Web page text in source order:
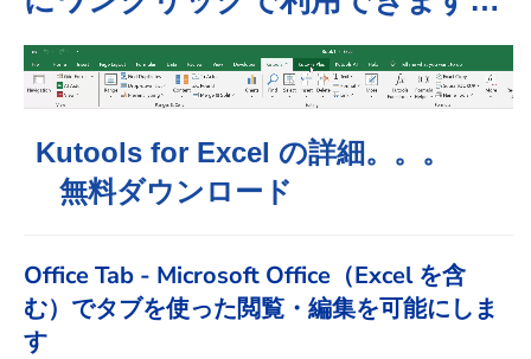
Kutools for Excel の詳細。。。
無料ダウンロード
Office Tab - Microsoft Office（Excel を含
む）でタブを使った閲覧・編集を可能にしま
す